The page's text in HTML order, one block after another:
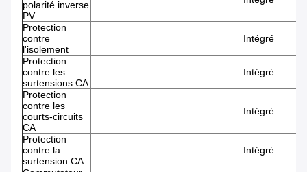
polarité inverse
PV
Protection
contre
l'isolement
Intégré
Protection
contre les
surtensions CA
Intégré
Protection
contre les
courts-circuits
CA
Intégré
Protection
contre la
surtension CA
Intégré